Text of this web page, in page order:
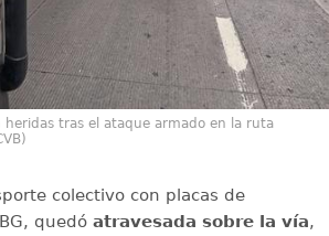
heridas tras el ataque armado en la ruta
colectivo con placas de
quedó atravesada sobre la vía,